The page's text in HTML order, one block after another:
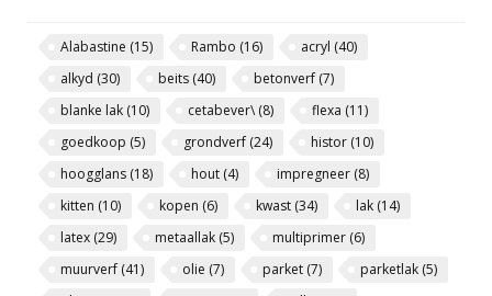
Alabastine (15) Rambo (16) acryl (40)
alkyd (30) beits (40) betonverf (7)
blanke lak (10) cetabever\(8) flexa (11)
goedkoop (5) grondverf (24) histor (10)
hoogglans (18) hout (4) impregneer (8)
kitten (10) kopen (6) kwast (34) lak (14)
latex (29) metaallak (5) multiprimer (6)
muurverf (41) olie (7) parket (7) parketlak (5)